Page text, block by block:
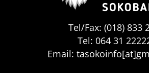
Tel/Fax: (018) 833
Tel: 064 31
Email: